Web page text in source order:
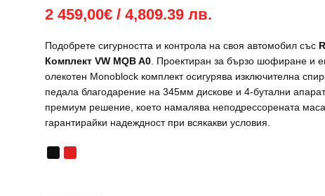
2 459,00€ / 4,809.39 лв.
Подобрете сигурността и контрола на своя автомобил със
Комплект VW MQB A0 . Проектиран за бързо шофиране и
олекотен Monoblock комплект осигурява изключителна
педала благодарение на 345мм дискове и 4-бутални
премиум решение, което намалява неподрессорената
гарантирайки надеждност при всякакви условия.